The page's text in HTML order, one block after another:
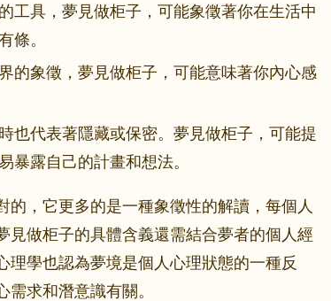
工具，夢見做柜子，可能象徵著你在生活中
條。
的象徵，夢見做柜子，可能意味著你內心感
也代表著隱藏或保密。夢見做柜子，可能提
暴露自己的計畫和想法。
的，它更多的是一種象徵性的解讀，每個人
見做柜子的具體含義還需結合夢者的個人經
學也認為夢境是個人心理狀態的一種反
求和潛意識有關。